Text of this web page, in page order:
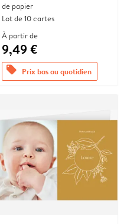
de papier
Lot de 10 cartes
À partir de
9,49 €
offers Prix bas au quotidien